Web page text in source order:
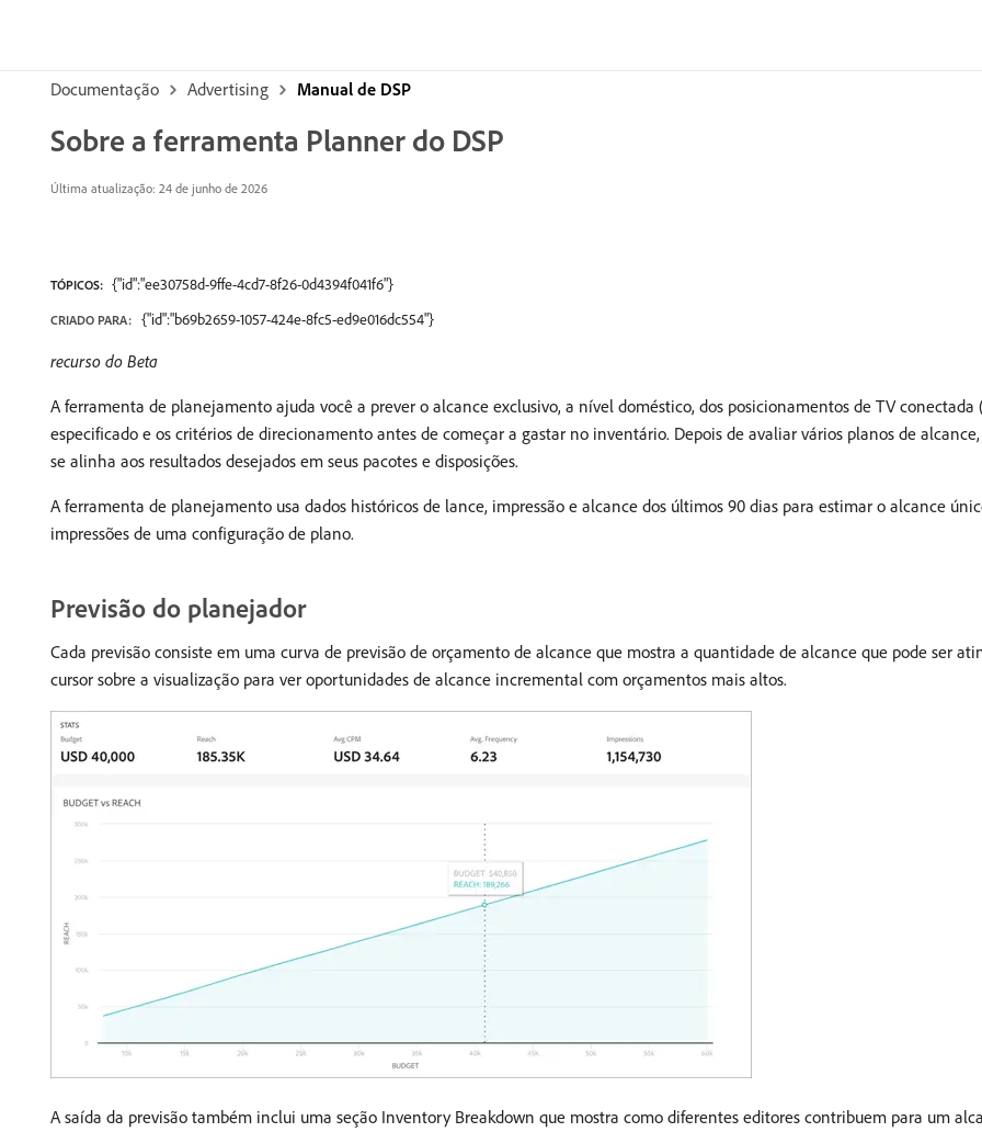
Documentação Advertising Manual de DSP
Sobre a ferramenta Planner do DSP
Última atualização: 24 de junho de 2026
TÓPICOS: {"id":"ee30758d-9ffe-4cd7-8f26-0d4394f041f6"}
CRIADO PARA: {"id":"b69b2659-1057-424e-8fc5-ed9e016dc554"}
recurso do Beta
A ferramenta de planejamento ajuda você a prever o alcance exclusivo, a nível doméstico, dos posicionamentos de TV
especificado e os critérios de direcionamento antes de começar a gastar no inventário. Depois de avaliar vários planos de
se alinha aos resultados desejados em seus pacotes e disposições.
A ferramenta de planejamento usa dados históricos de lance, impressão e alcance dos últimos 90 dias para estimar o alcance
impressões de uma configuração de plano.
Previsão do planejador
Cada previsão consiste em uma curva de previsão de orçamento de alcance que mostra a quantidade de alcance que pode ser
cursor sobre a visualização para ver oportunidades de alcance incremental com orçamentos mais altos.
A saída da previsão também inclui uma seção Inventory Breakdown que mostra como diferentes editores contribuem para um